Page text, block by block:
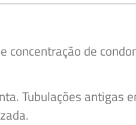
concentração de
Tubulações antigas